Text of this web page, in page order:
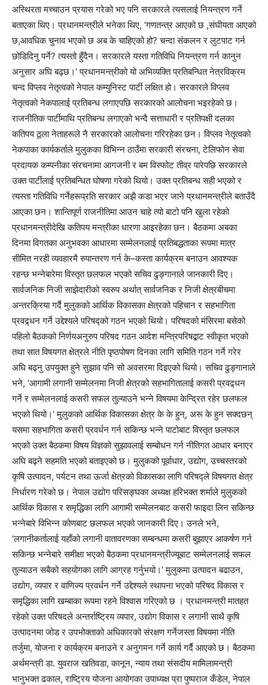
अस्थिरता मच्चाउन प्रयास गरेको भए पनि सरकारले त्यसलाई नियन्त्रण गर्ने
बताएका थिए। प्रधानमन्त्रीले भनेका थिए, ‘गणतन्त्र आएको छ ,संघीयता आएको
छ,आवधिक चुनाव भएको छ अब के चाहिएको हो? चन्दा संकलन र लुटपाट गर्न
छोडिदिनु पर्ने? त्यस्तो हुँदैन। सरकारले यस्ता गतिविधि नियन्त्रण गर्न कानुन
अनुसार अघि बढ्छ।‘ प्रधानमन्त्रीको यो अभिव्यक्ति प्रतिबन्धित नेत्रविक्रम
चन्द विप्लव नेतृत्वको नेपाल कम्युनिस्ट पार्टी लक्षित हो। सरकारले विप्लव
नेतृत्वको नेकपालाई प्रतिबन्ध लगाएपछि सरकारको आलोचना भइरहेको छ।
राजनीतिक पार्टीमाथि प्रतिबन्ध लगाएको भन्दै सत्ताधारी र प्रतिपक्षी दलका
कतिपय ठूला नेताहरूले नै सरकारको आलोचना गरिरहेका छन। विप्लव नेतृत्वको
नेकपाका कार्यकर्ताले मुलुकका विभिन्न ठाउँमा सरकारी संरचना, टेलिफोन सेवा
प्रदायक कम्पनीका संरचनामा आगजनी र बम विस्फोट तीव्र पारेपछि सरकारले
उक्त पार्टीलाई प्रतिबन्धित घोषणा गरेको थियो। उक्त प्रतिबन्ध सही भएको र
त्यस्ता गतिविधि गर्नेहरूप्रति सरकार अझै कडा भएर जाने प्रधानमन्त्रीले बताउँदै
आएका छन। शान्तिपूर्ण राजनीतिमा आउन चाहे त्यो बाटो पनि खुला रहेको
प्रधानमन्त्रीदेखि कतिपय मन्त्रीका धारणा आइरहेका छन। बैठकमा अबका
दिनमा विगतका अनुभवका आधारमा सम्मेलनलाई प्रतिबद्धताका रूपमा मात्र
सीमित नरही व्यवहारमै रुपान्तरण गर्न के–कस्ता कार्यक्रम बनाउन आवश्यक
रहन्छ भन्नेबारेमा विस्तृत छलफल भएको सचिव ढुङ्गानाले जानकारी दिए।
सार्वजनिक निजी साझेदारीको स्वरुप अर्थात् सार्वजनिक र निजी क्षेत्रबीचमा
अन्तरक्रिया गर्दै मुलुकको आर्थिक विकासका क्षेत्रको पहिचान र सहभागिता
प्रवद्र्धन गर्ने उद्देश्यले परिषद्को गठन भएको थियो। परिषदको मंसिरमा बसेको
पहिलो बैठकको निर्णयअनुरुप परिषद गठन आदेश मन्त्रिपरिषद्बाट स्वीकृत भएको
तथा सात विषयगत क्षेत्रले नीति पृष्ठपोषण दिनका लागि समिति गठन गर्ने गरेर
अघि बढ्नु उपयुक्त हुने सुझाव पनि सो अवसरमा दिइएको थियो। सचिव ढुङ्गानाले
भने, ‘आगामी लगानी सम्मेलनमा निजी क्षेत्रको सहभागितालाई कसरी प्रवद्र्धन
गर्ने र सम्मेलनलाई कसरी सफल तुल्याउने भन्ने विषयमा केन्द्रित रहेर छलफल
भएको थियो।‘ मुलुकको आर्थिक विकासका क्षेत्र के के हुन्, अरू के हुन सक्दछन्
यसमा सहभागिता कसरी प्रवर्धन गर्न सकिन्छ भन्ने पाटोबाट विस्तृत छलफल
भएको उक्त बैठकमा विषय विज्ञको सुझावलाई सम्बोधन गर्न नीतिगत आधार बनाएर
अघि बढ्ने सहमति भएको बताइएको छ। मुलुकको पूर्वाधार, उद्योग, उच्चस्तरको
कृषि उत्पादन, पर्यटन तथा ऊर्जा क्षेत्रको विकासका लागि परिषद्ले विषयगत क्षेत्र
निर्धारण गरेको छ। नेपाल उद्योग परिसङ्घका अध्यक्ष हरिभक्त शर्माले मुलुकको
आर्थिक विकास र समृद्धिका लागि आगामी सम्मेलनबाट कसरी फाइदा लिन सकिन्छ
भन्नेबारे विभिन्न कोणबाट छलफल भएको जानकारी दिए। उनले भने,
‘लगानीकर्तालाई यहाँको लगानी वातावरणका सम्बन्धमा कसरी बुझाएर आकर्षण गर्न
सकिन्छ भन्नेबारे समीक्षा भएको बैठकमा प्रधानमन्त्रीज्यूबाट सम्मेलनलाई सफल
तुल्याउन सबैको सहयोगका लागि आग्रह गर्नुभयो।‘ मुलुकमा उत्पादन बढाउन,
उद्योग, व्यपार र वाणिज्य प्रवर्धन गर्ने उद्देश्यले स्थापना भएको परिषद विकास र
समृद्धिका लागि खम्बाका रूपमा रहने विश्वास गरिएको छ । प्रधानमन्त्री मातहत
रहेको उक्त परिषदले अन्तर्राष्ट्रिय व्यपार, उद्योग विकास र लगानी साथै कृषि
उत्पादनमा जोड र उपभोक्ताको अधिकारको संरक्षण गर्नेजस्ता विषयमा नीति
तर्जुमा, योजना र कार्यक्रम बनाउने र अनुगमन गर्ने कार्य गर्दै आएको छ। बैठकमा
अर्थमन्त्री डा. युवराज खतिवडा, कानून, न्याय तथा संसदीय मामिलामन्त्री
भानुभक्त ढकाल, राष्ट्रिय योजना आयोगका उपाध्यक्ष प्रा पुष्पराज कँडेल, नेपाल